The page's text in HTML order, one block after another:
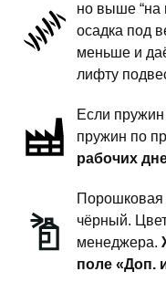
пружины
передней
подвески
дюйм
комфорт
но выше “на
осадка под
меньше и
лифту
Если пружин
пружин по
рабочих
Порошковая
чёрный.
менеджера.
поле «Доп.